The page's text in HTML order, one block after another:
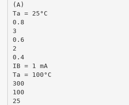
(A)
Ta = 25°C
0.8
3
0.6
2
0.4
IB = 1 mA
Ta = 100°C
300
100
25